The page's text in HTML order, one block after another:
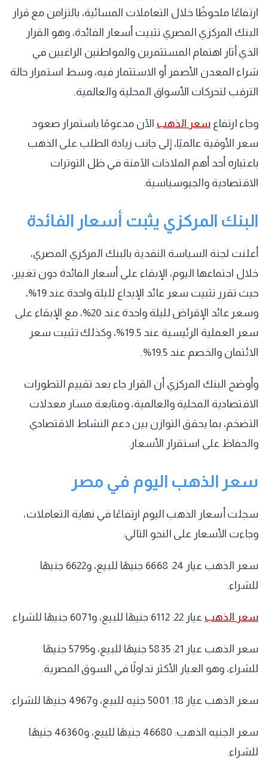
ارتفاعًا ملحوظًا خلال التعاملات المسائية، بالتزامن مع قرار
البنك المركزي المصري تثبيت أسعار الفائدة، وهو القرار
الذي أثار اهتمام المستثمرين والمواطنين الراغبين في
شراء المعدن الأصفر أو الاستثمار فيه، وسط استمرار حالة
الترقب لتحركات الأسواق المحلية والعالمية.
وجاء ارتفاع سعر الذهب الآن مدعومًا باستمرار صعود
سعر الأوقية عالميًا، إلى جانب زيادة الطلب على الذهب
باعتباره أحد أهم الملاذات الآمنة في ظل التوترات
الاقتصادية والجيوسياسية.
البنك المركزي يثبت أسعار الفائدة
أعلنت لجنة السياسة النقدية بالبنك المركزي المصري،
خلال اجتماعها اليوم، الإبقاء على أسعار الفائدة دون تغيير،
حيث تقرر تثبيت سعر عائد الإيداع لليلة واحدة عند 19%،
وسعر عائد الإقراض لليلة واحدة عند 20%، مع الإبقاء على
سعر العملية الرئيسية عند 19.5%، وكذلك تثبيت سعر
الائتمان والخصم عند 19.5%.
وأوضح البنك المركزي أن القرار جاء بعد تقييم التطورات
الاقتصادية المحلية والعالمية، ومتابعة مسار معدلات
التضخم، بما يحقق التوازن بين دعم النشاط الاقتصادي
والحفاظ على استقرار الأسعار.
سعر الذهب اليوم في مصر
سجلت أسعار الذهب اليوم ارتفاعًا في نهاية التعاملات،
وجاءت الأسعار على النحو التالي:
سعر الذهب عيار 24: 6668 جنيهًا للبيع، و6622 جنيهًا
للشراء.
سعر الذهب عيار 22: 6112 جنيهًا للبيع، و6071 جنيهًا للشراء.
سعر الذهب عيار 21: 5835 جنيهًا للبيع، و5795 جنيهًا
للشراء، وهو العيار الأكثر تداولًا في السوق المصرية.
سعر الذهب عيار 18: 5001 جنيه للبيع، و4967 جنيهًا للشراء.
سعر الجنيه الذهب: 46680 جنيهًا للبيع، و46360 جنيهًا
للشراء.